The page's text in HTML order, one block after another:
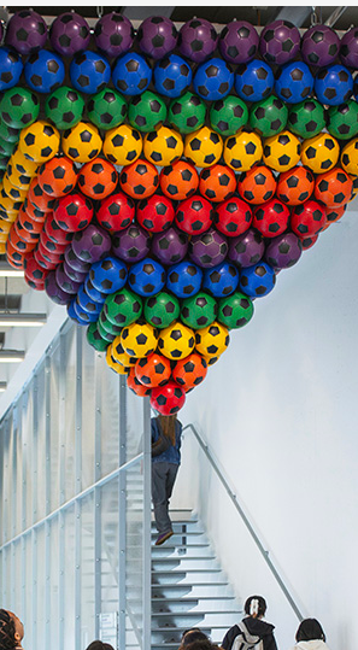
Équipe
Partenaires
Crédits
Documentation
Visites d'ateliers
Production vidéo